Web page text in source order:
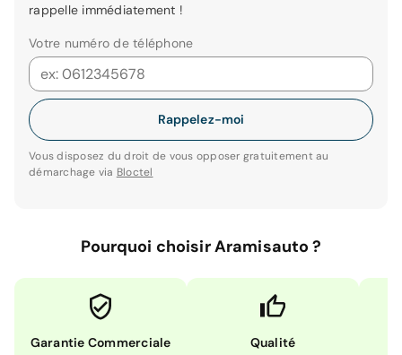
rappelle immédiatement !
Votre numéro de téléphone
Rappelez-moi
Vous disposez du droit de vous opposer gratuitement au
démarchage via Bloctel
Pourquoi choisir Aramisauto ?
Garantie Commerciale Qualité